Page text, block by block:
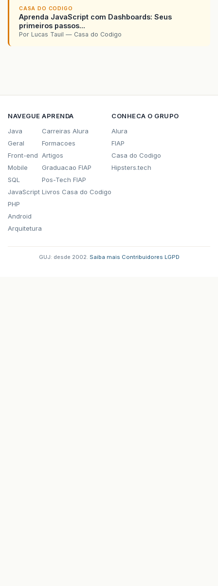
CASA DO CODIGO
Aprenda JavaScript com Dashboards: Seus
primeiros passos...
Por Lucas Tauil — Casa do Codigo
NAVEGUE
Java
Geral
Front-end
Mobile
SQL
JavaScript
PHP
Android
Arquitetura
APRENDA
Carreiras Alura
Formacoes
Artigos
Graduacao FIAP
Pos-Tech FIAP
Livros Casa do Codigo
CONHECA O GRUPO
Alura
FIAP
Casa do Codigo
Hipsters.tech
GUJ: desde 2002. Saiba mais Contribuidores LGPD